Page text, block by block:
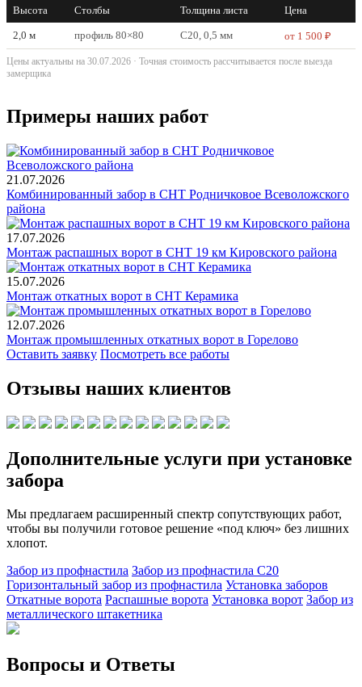
Высота Столбы Толщина листа Цена
2,0 м профиль 80×80 С20, 0,5 мм от 1 500 ₽
Цены актуальны на 30.07.2026 · Точная стоимость рассчитывается после выезда
замерщика
Примеры наших работ
21.07.2026
Комбинированный забор в СНТ Родничковое Всеволожского
района
17.07.2026
Монтаж распашных ворот в СНТ 19 км Кировского района
15.07.2026
Монтаж откатных ворот в СНТ Керамика
12.07.2026
Монтаж промышленных откатных ворот в Горелово
Оставить заявку Посмотреть все работы
Отзывы наших клиентов
Дополнительные услуги при установке
забора
Мы предлагаем расширенный спектр сопутствующих работ,
чтобы вы получили готовое решение «под ключ» без лишних
хлопот.
Забор из профнастила Забор из профнастила C20
Горизонтальный забор из профнастила Установка заборов
Откатные ворота Распашные ворота Установка ворот Забор из
металлического штакетника
Вопросы и Ответы